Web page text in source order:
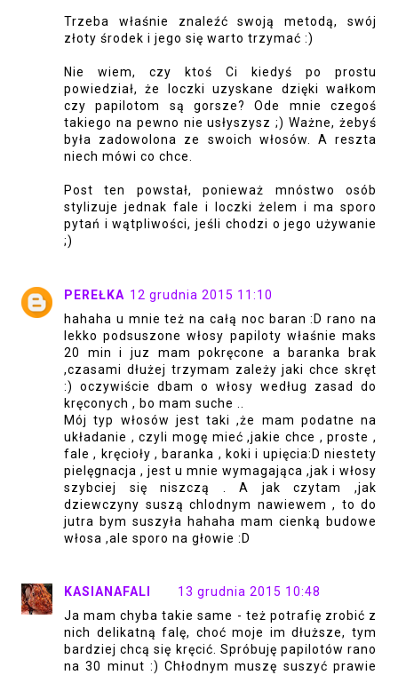
Trzeba właśnie znaleźć swoją metodą, swój
złoty środek i jego się warto trzymać :)
Nie wiem, czy ktoś Ci kiedyś po prostu
powiedział, że loczki uzyskane dzięki wałkom
czy papilotom są gorsze? Ode mnie czegoś
takiego na pewno nie usłyszysz ;) Ważne, żebyś
była zadowolona ze swoich włosów. A reszta
niech mówi co chce.
Post ten powstał, ponieważ mnóstwo osób
stylizuje jednak fale i loczki żelem i ma sporo
pytań i wątpliwości, jeśli chodzi o jego używanie
;)
PEREŁKA 12 grudnia 2015 11:10
hahaha u mnie też na całą noc baran :D rano na
lekko podsuszone włosy papiloty właśnie maks
20 min i juz mam pokręcone a baranka brak
,czasami dłużej trzymam zależy jaki chce skręt
:) oczywiście dbam o włosy według zasad do
kręconych , bo mam suche ..
Mój typ włosów jest taki ,że mam podatne na
układanie , czyli mogę mieć ,jakie chce , proste ,
fale , kręcioły , baranka , koki i upięcia:D niestety
pielęgnacja , jest u mnie wymagająca ,jak i włosy
szybciej się niszczą . A jak czytam ,jak
dziewczyny suszą chlodnym nawiewem , to do
jutra bym suszyła hahaha mam cienką budowe
włosa ,ale sporo na głowie :D
KASIANAFALI
13 grudnia 2015 10:48
Ja mam chyba takie same - też potrafię zrobić z
nich delikatną falę, choć moje im dłuższe, tym
bardziej chcą się kręcić. Spróbuję papilotów rano
na 30 minut :) Chłodnym muszę suszyć prawie